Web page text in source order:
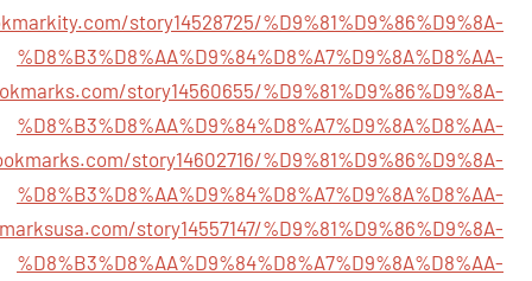
story14528725/%D9%81%D9%86%D9%8A-
%D8%B3%D8%AA%D9%84%D8%A7%D9%8A%D8%AA-
story14560655/%D9%81%D9%86%D9%8A-
%D8%B3%D8%AA%D9%84%D8%A7%D9%8A%D8%AA-
story14602716/%D9%81%D9%86%D9%8A-
%D8%B3%D8%AA%D9%84%D8%A7%D9%8A%D8%AA-
story14557147/%D9%81%D9%86%D9%8A-
%D8%B3%D8%AA%D9%84%D8%A7%D9%8A%D8%AA-